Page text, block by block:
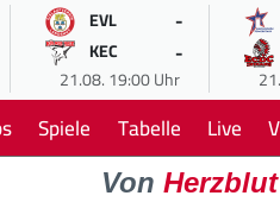
EVL -
KEC -
21.08. 19:00 Uhr
Spiele Tabelle Live
Von Herzblut